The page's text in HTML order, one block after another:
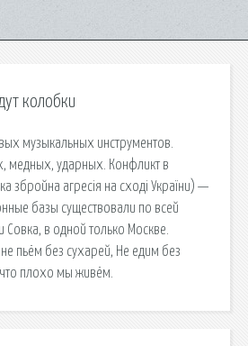
колобки
музыкальных инструментов.
медных, ударных. Конфликт в
збройна агресія на сході України) —
базы существовали по всей
в одной только Москве.
пьём без сухарей, Не едим без
плохо мы живём.